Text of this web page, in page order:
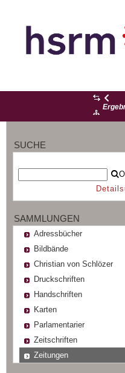
SUCHE
SAMMLUNGEN
Adressbücher
Bildbände
Christian von Schlözer
Druckschriften
Handschriften
Karten
Parlamentarier
Zeitschriften
Zeitungen